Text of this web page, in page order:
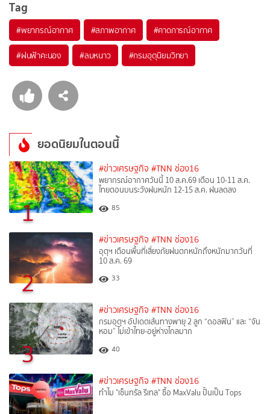
Tag
#พยากรณ์อากาศ #สภาพอากาศ #คาดการณ์อากาศ
#ฝนฟ้าคะนอง #ลมหนาว #กรมอุตุนิยมวิทยา
ยอดนิยมในตอนนี้
1
#ข่าวเศรษฐกิจ #TNN ช่อง16
พยากรณ์อากาศวันนี้ 10 ส.ค.69 เตือน 10-11 ส.ค.
ไทยตอนบนระวังฝนหนัก 12-15 ส.ค. ฝนลดลง
85
2
#ข่าวเศรษฐกิจ #TNN ช่อง16
อุตุฯ เตือนพื้นที่เสี่ยงภัยฝนตกหนักถึงหนักมากวันที่
10 ส.ค. 69
33
3
#ข่าวเศรษฐกิจ #TNN ช่อง16
กรมอุตุฯ อัปเดตเส้นทางพายุ 2 ลูก “ดอลฟิน” และ “จัน
หอม” ไม่เข้าไทย-อยู่ห่างไกลมาก
40
#ข่าวเศรษฐกิจ #TNN ช่อง16
ทำไม "เซ็นทรัล รีเทล" ซื้อ MaxValu ปั้นเป็น Tops